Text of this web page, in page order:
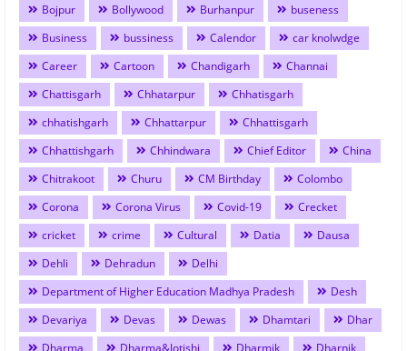
Bojpur
Bollywood Burhanpur
buseness
Business
bussiness Calendor
car knolwdge
Career
Cartoon Chandigarh
Channai
Chattisgarh
Chhatarpur
Chhatisgarh
chhatishgarh
Chhattarpur
Chhattisgarh
Chhattishgarh
Chhindwara Chief Editor
China
Chitrakoot
Churu CM Birthday
Colombo
Corona
Corona Virus Covid-19
Crecket
cricket
crime Cultural Datia
Dausa
Dehli
Dehradun
Delhi
Department of Higher Education Madhya Pradesh
Desh
Devariya
Devas Dewas Dhamtari
Dhar
Dharma
Dharma&Jotishi Dharmik Dharnik